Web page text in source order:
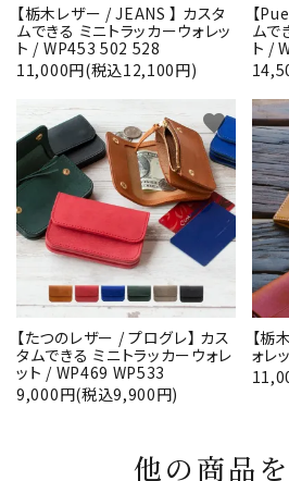
【栃木レザー / JEANS 】 カスタ
ムできる ミニトラッカーウォレッ
ト / WP453 502 528
11,000円(税込12,100円)
【
ムで
ト /
【たつのレザー / プログレ】 カス
タムできる ミニトラッカーウォレ
ット / WP469 WP533
9,000円(税込9,900円)
favorite
【栃
ォレ
他の商品